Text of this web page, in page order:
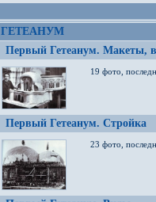
ГЕТЕАНУМ
Первый Гетеанум. Макеты,
19 фото,
Первый Гетеанум. Стройка
23 фото,